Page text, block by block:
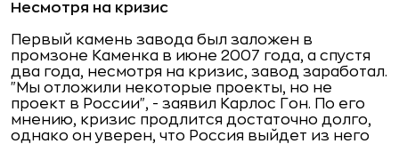
Несмотря на кризис
Первый камень завода был заложен в
промзоне Каменка в июне 2007 года, а спустя
два года, несмотря на кризис, завод заработал.
"Мы отложили некоторые проекты, но не
проект в России", - заявил Карлос Гон. По его
мнению, кризис продлится достаточно долго,
однако он уверен, что Россия выйдет из него